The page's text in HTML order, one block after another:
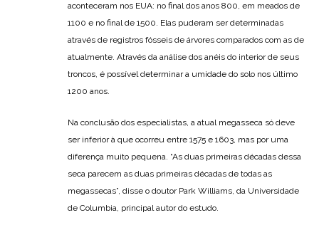
aconteceram nos EUA: no final dos anos 800, em meados de
1100 e no final de 1500. Elas puderam ser determinadas
através de registros fósseis de árvores comparados com as de
atualmente. Através da análise dos anéis do interior de seus
troncos, é possível determinar a umidade do solo nos último
1200 anos.
Na conclusão dos especialistas, a atual megasseca só deve
ser inferior à que ocorreu entre 1575 e 1603, mas por uma
diferença muito pequena. “As duas primeiras décadas dessa
seca parecem as duas primeiras décadas de todas as
megassecas”, disse o doutor Park Williams, da Universidade
de Columbia, principal autor do estudo.